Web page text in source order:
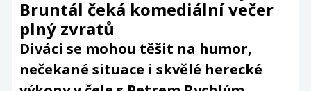
Bruntál čeká komediální večer
plný zvratů
Diváci se mohou těšit na humor,
nečekané situace i skvělé herecké